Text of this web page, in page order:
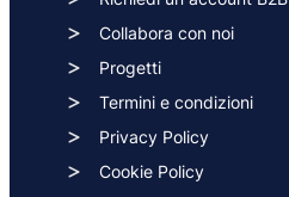
Collabora con noi
Progetti
Termini e condizioni
Privacy Policy
Cookie Policy